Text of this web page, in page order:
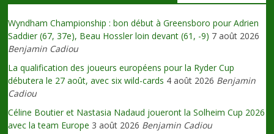
Wyndham Championship : bon début à Greensboro pour Adrien
Saddier (67, 37e), Beau Hossler loin devant (61, -9) 7 août 2026
Benjamin Cadiou
La qualification des joueurs européens pour la Ryder Cup
débutera le 27 août, avec six wild-cards 4 août 2026 Benjamin
Cadiou
Céline Boutier et Nastasia Nadaud joueront la Solheim Cup 2026
avec la team Europe 3 août 2026 Benjamin Cadiou